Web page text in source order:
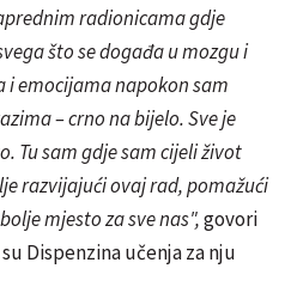
radionicama gdje
što se događa u mozgu i
emocijama napokon sam
– crno na bijelo. Sve je
Tu sam gdje sam cijeli život
razvijajući ovaj rad, pomažući
mjesto za sve nas",govori
Dispenzina učenja za nju